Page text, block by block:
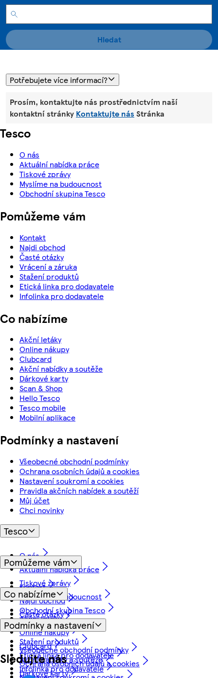
Hledat
Potřebujete více informací?
Prosím, kontaktujte nás prostřednictvím naší
kontaktní stránky Kontaktujte nás Stránka
Tesco
O nás
Aktuální nabídka práce
Tiskové zprávy
Myslíme na budoucnost
Obchodní skupina Tesco
Pomůžeme vám
Kontakt
Najdi obchod
Časté otázky
Vrácení a záruka
Stažení produktů
Etická linka pro dodavatele
Infolinka pro dodavatele
Co nabízíme
Akční letáky
Online nákupy
Clubcard
Akční nabídky a soutěže
Dárkové karty
Scan & Shop
Hello Tesco
Tesco mobile
Mobilní aplikace
Podmínky a nastavení
Všeobecné obchodní podmínky
Ochrana osobních údajů a cookies
Nastavení soukromí a cookies
Pravidla akčních nabídek a soutěží
Můj účet
Chci novinky
Tesco
O nás
Aktuální nabídka práce
Tiskové zprávy
Myslíme na budoucnost
Obchodní skupina Tesco
Pomůžeme vám
Kontakt
Najdi obchod
Časté otázky
Vrácení a záruka
Stažení produktů
Etická linka pro dodavatele
Infolinka pro dodavatele
Co nabízíme
Akční letáky
Online nákupy
Clubcard
Akční nabídky a soutěže
Dárkové karty
Podmínky a nastavení
Všeobecné obchodní podmínky
Ochrana osobních údajů a cookies
Sledujte nás